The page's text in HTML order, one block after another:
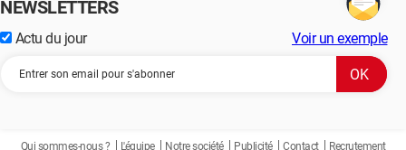
NEWSLETTERS
Actu du jour Voir un exemple
Qui sommes-nous ? L'équipe Notre société Publicité Contact Recrutement